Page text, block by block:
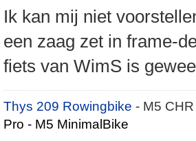
Ik kan mij niet
een zaag zet in frame-
fiets van WimS is
Thys 209 Rowingbike- M5
Pro - M5 MinimalBike